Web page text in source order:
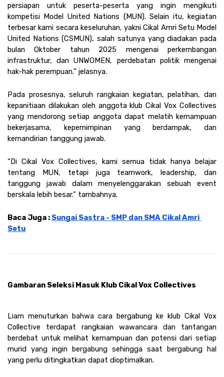
persiapan untuk peserta-peserta yang ingin mengikuti
kompetisi Model United Nations (MUN). Selain itu, kegiatan
terbesar kami secara keseluruhan, yakni Cikal Amri Setu Model
United Nations (CSMUN), salah satunya yang diadakan pada
bulan Oktober tahun 2025 mengenai perkembangan
infrastruktur, dan UNWOMEN, perdebatan politik mengenai
hak-hak perempuan.” jelasnya.
Pada prosesnya, seluruh rangkaian kegiatan, pelatihan, dan
kepanitiaan dilakukan oleh anggota klub Cikal Vox Collectives
yang mendorong setiap anggota dapat melatih kemampuan
bekerjasama, kepemimpinan yang berdampak, dan
kemandirian tanggung jawab.
“Di Cikal Vox Collectives, kami semua tidak hanya belajar
tentang MUN, tetapi juga teamwork, leadership, dan
tanggung jawab dalam menyelenggarakan sebuah event
berskala lebih besar.” tambahnya.
Baca Juga : Sungai Sastra - SMP dan SMA Cikal Amri
Setu
Gambaran Seleksi Masuk Klub Cikal Vox Collectives
Liam menuturkan bahwa cara bergabung ke klub Cikal Vox
Collective terdapat rangkaian wawancara dan tantangan
berdebat untuk melihat kemampuan dan potensi dari setiap
murid yang ingin bergabung sehingga saat bergabung hal
yang perlu ditingkatkan dapat dioptimalkan.